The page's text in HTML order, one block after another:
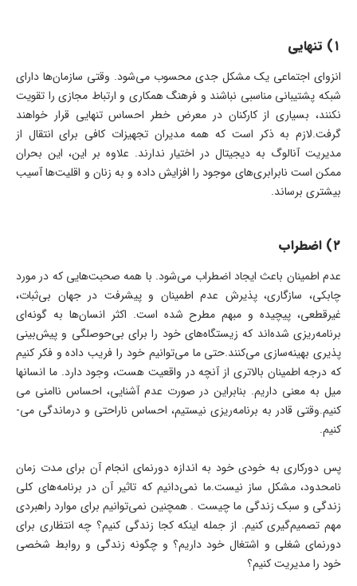
۱) تنهایی
انزوای اجتماعی یک مشکل جدی محسوب می­‌شود. وقتی سازمان­‌ها دارای
شبکه پشتیبانی مناسبی نباشند و فرهنگ همکاری و ارتباط مجازی را تقویت
نکنند، بسیاری از کارکنان در معرض خطر احساس تنهایی قرار خواهند
گرفت.لازم به ذکر است که همه مدیران تجهیزات کافی برای انتقال از
مدیریت آنالوگ به دیجیتال در اختیار ندارند. علاوه بر این، این بحران
ممکن است نابرابری‌های موجود را افزایش داده و به زنان و اقلیت‌­ها آسیب
بیشتری برساند.
۲) اضطراب
عدم اطمینان باعث ایجاد اضطراب می­‌شود. با همه صحبت­‌هایی که در مورد
چابکی، سازگاری، پذیرش عدم اطمینان و پیشرفت در جهان بی­‌ثبات،
غیرقطعی، پیچیده و مبهم مطرح شده است. اکثر انسان­‌ها به گونه­‌ای
برنامه‌­ریزی شده‌­اند که زیستگاه­‌های خود را برای بی­‌حوصلگی و پیش­‌بینی­‌
پذیری بهینه­‌سازی می­‌کنند.حتی ما می‌­توانیم خود را فریب داده و فکر کنیم
که درجه اطمینان بالاتری از آنچه در واقعیت هست، وجود دارد. ما انسان­ها
میل به معنی داریم. بنابراین در صورت عدم آشنایی، احساس ناامنی می­‌
کنیم.وقتی قادر به برنامه‌­ریزی نیستیم، احساس ناراحتی و درماندگی می‌­
کنیم.
پس دورکاری به خودی­ خود به اندازه دورنمای انجام آن برای مدت زمان
نامحدود، مشکل ­ساز نیست.ما نمی‌­دانیم که تاثیر آن در برنامه­‌های کلی
زندگی و سبک زندگی ما چیست . همچنین نمی­‌توانیم برای موارد راهبردی
مهم تصمیم­‌گیری کنیم. از جمله اینکه کجا زندگی کنیم؟ چه انتظاری برای
دورنمای شغلی و اشتغال خود داریم؟ و چگونه زندگی و روابط شخصی
خود را مدیریت کنیم؟